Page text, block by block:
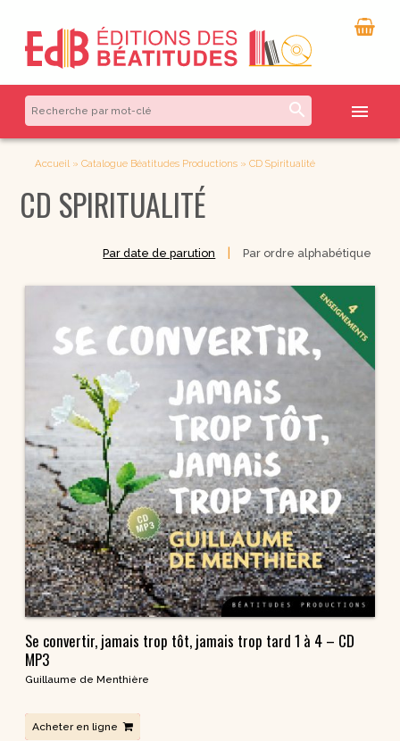
search menu
Accueil» Catalogue Béatitudes Productions» CD Spiritualité
CD SPIRITUALITÉ
Par date de parution Par ordre alphabétique
Se convertir, jamais trop tôt, jamais trop tard 1 à 4 – CD
MP3
Guillaume de Menthière
Acheter en ligne